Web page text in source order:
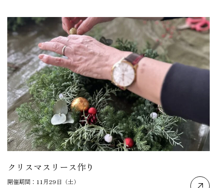
クリスマスリース作り
開催期間：11月29日（土）